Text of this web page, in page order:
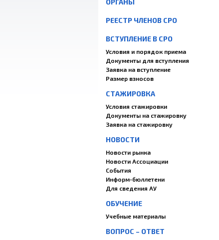
ОРГАНЫ
РЕЕСТР ЧЛЕНОВ СРО
ВСТУПЛЕНИЕ В СРО
Условия и порядок приема
Документы для вступления
Заявка на вступление
Размер взносов
СТАЖИРОВКА
Условия стажировки
Документы на стажировку
Заявка на стажировку
НОВОСТИ
Новости рынка
Новости Ассоциации
События
Информ-бюллетени
Для сведения АУ
ОБУЧЕНИЕ
Учебные материалы
ВОПРОС – ОТВЕТ